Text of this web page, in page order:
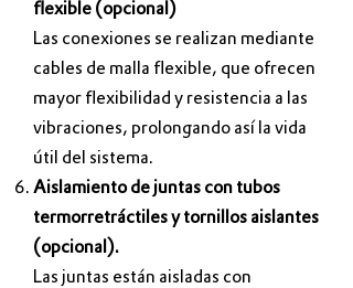
flexible (opcional)
Las conexiones se realizan mediante
cables de malla flexible, que ofrecen
mayor flexibilidad y resistencia a las
vibraciones, prolongando así la vida
útil del sistema.
Aislamiento de juntas con tubos
termorretráctiles y tornillos aislantes
(opcional).
Las juntas están aisladas con